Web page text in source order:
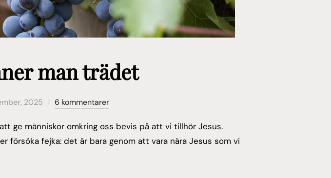
man trädet
2025 6 kommentarer
ge människor omkring oss bevis på att vi tillhör Jesus.
försöka fejka: det är bara genom att vara nära Jesus som vi